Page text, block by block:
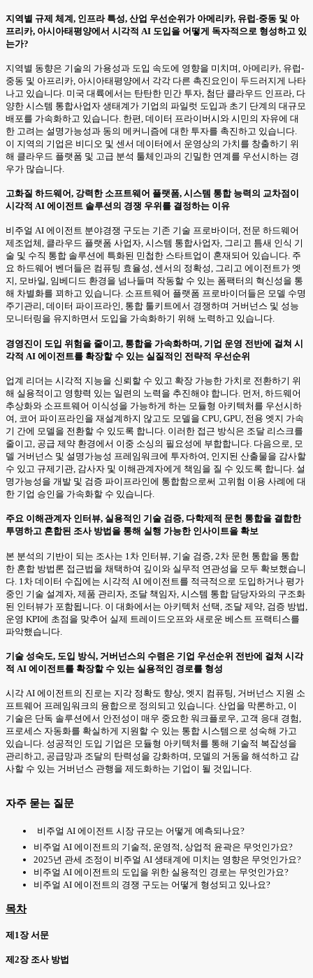
지역별 규제 체계, 인프라 특성, 산업 우선순위가 아메리카, 유럽-중동 및 아
프리카, 아시아태평양에서 시각적 AI 도입을 어떻게 독자적으로 형성하고 있
는가?
지역별 동향은 기술의 가용성과 도입 속도에 영향을 미치며, 아메리카, 유럽-
중동 및 아프리카, 아시아태평양에서 각각 다른 촉진요인이 두드러지게 나타
나고 있습니다. 미국 대륙에서는 탄탄한 민간 투자, 첨단 클라우드 인프라, 다
양한 시스템 통합사업자 생태계가 기업의 파일럿 도입과 초기 단계의 대규모
배포를 가속화하고 있습니다. 한편, 데이터 프라이버시와 시민의 자유에 대
한 고려는 설명가능성과 동의 메커니즘에 대한 투자를 촉진하고 있습니다.
이 지역의 기업은 비디오 및 센서 데이터에서 운영상의 가치를 창출하기 위
해 클라우드 플랫폼 및 고급 분석 툴체인과의 긴밀한 연계를 우선시하는 경
우가 많습니다.
고화질 하드웨어, 강력한 소프트웨어 플랫폼, 시스템 통합 능력의 교차점이
시각적 AI 에이전트 솔루션의 경쟁 우위를 결정하는 이유
비주얼 AI 에이전트 분야경쟁 구도는 기존 기술 프로바이더, 전문 하드웨어
제조업체, 클라우드 플랫폼 사업자, 시스템 통합사업자, 그리고 틈새 인식 기
술 및 수직 통합 솔루션에 특화된 민첩한 스타트업이 혼재되어 있습니다. 주
요 하드웨어 벤더들은 컴퓨팅 효율성, 센서의 정확성, 그리고 에이전트가 엣
지, 모바일, 임베디드 환경을 넘나들며 작동할 수 있는 폼팩터의 혁신성을 통
해 차별화를 꾀하고 있습니다. 소프트웨어 플랫폼 프로바이더들은 모델 수명
주기관리, 데이터 파이프라인, 통합 툴키트에서 경쟁하며 거버넌스 및 성능
모니터링을 유지하면서 도입을 가속화하기 위해 노력하고 있습니다.
경영진이 도입 위험을 줄이고, 통합을 가속화하며, 기업 운영 전반에 걸쳐 시
각적 AI 에이전트를 확장할 수 있는 실질적인 전략적 우선순위
업계 리더는 시각적 지능을 신뢰할 수 있고 확장 가능한 가치로 전환하기 위
해 실용적이고 영향력 있는 일련의 노력을 추진해야 합니다. 먼저, 하드웨어
추상화와 소프트웨어 이식성을 가능하게 하는 모듈형 아키텍처를 우선시하
여, 코어 파이프라인을 재설계하지 않고도 모델을 CPU, GPU, 전용 엣지 가속
기 간에 모델을 전환할 수 있도록 합니다. 이러한 접근 방식은 조달 리스크를
줄이고, 공급 제약 환경에서 이중 소싱의 필요성에 부합합니다. 다음으로, 모
델 거버넌스 및 설명가능성 프레임워크에 투자하여, 인지된 산출물을 감사할
수 있고 규제기관, 감사자 및 이해관계자에게 책임을 질 수 있도록 합니다. 설
명가능성을 개발 및 검증 파이프라인에 통합함으로써 고위험 이용 사례에 대
한 기업 승인을 가속화할 수 있습니다.
주요 이해관계자 인터뷰, 실용적인 기술 검증, 다학제적 문헌 통합을 결합한
투명하고 혼합된 조사 방법을 통해 실행 가능한 인사이트을 확보
본 분석의 기반이 되는 조사는 1차 인터뷰, 기술 검증, 2차 문헌 통합을 통합
한 혼합 방법론 접근법을 채택하여 깊이와 실무적 연관성을 모두 확보했습니
다. 1차 데이터 수집에는 시각적 AI 에이전트를 적극적으로 도입하거나 평가
중인 기술 설계자, 제품 관리자, 조달 책임자, 시스템 통합 담당자와의 구조화
된 인터뷰가 포함됩니다. 이 대화에서는 아키텍처 선택, 조달 제약, 검증 방법,
운영 KPI에 초점을 맞추어 실제 트레이드오프와 새로운 베스트 프랙티스를
파악했습니다.
기술 성숙도, 도입 방식, 거버넌스의 수렴은 기업 우선순위 전반에 걸쳐 시각
적 AI 에이전트를 확장할 수 있는 실용적인 경로를 형성
시각 AI 에이전트의 진로는 지각 정확도 향상, 엣지 컴퓨팅, 거버넌스 지원 소
프트웨어 프레임워크의 융합으로 정의되고 있습니다. 산업을 막론하고, 이
기술은 단독 솔루션에서 안전성이 매우 중요한 워크플로우, 고객 응대 경험,
프로세스 자동화를 확실하게 지원할 수 있는 통합 시스템으로 성숙해 가고
있습니다. 성공적인 도입 기업은 모듈형 아키텍처를 통해 기술적 복잡성을
관리하고, 공급망과 조달의 탄력성을 강화하며, 모델의 거동을 해석하고 감
사할 수 있는 거버넌스 관행을 제도화하는 기업이 될 것입니다.
자주 묻는 질문
비주얼 AI 에이전트 시장 규모는 어떻게 예측되나요?
비주얼 AI 에이전트의 기술적, 운영적, 상업적 윤곽은 무엇인가요?
2025년 관세 조정이 비주얼 AI 생태계에 미치는 영향은 무엇인가요?
비주얼 AI 에이전트의 도입을 위한 실용적인 경로는 무엇인가요?
비주얼 AI 에이전트의 경쟁 구도는 어떻게 형성되고 있나요?
목차
제1장 서문
제2장 조사 방법